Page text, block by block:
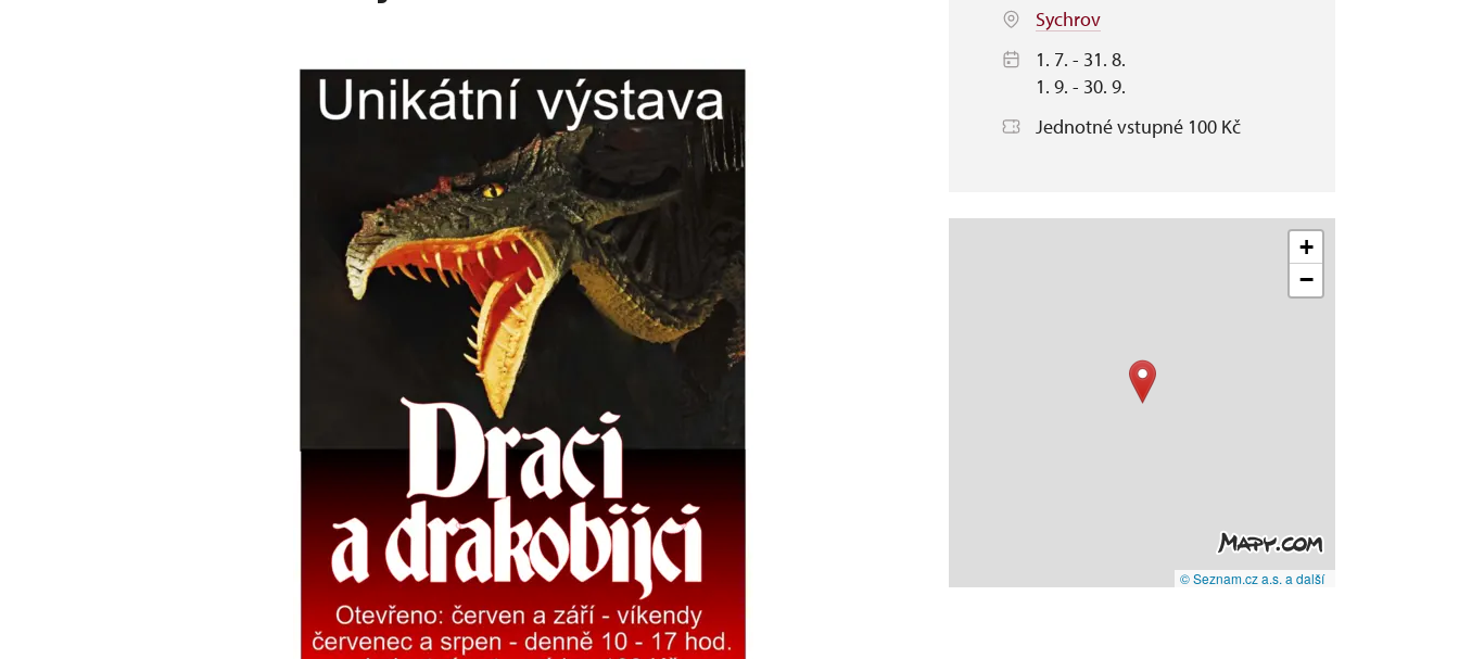
Sychrov
1. 7. - 31. 8.
1. 9. - 30. 9.
Jednotné vstupné 100 Kč
+
−
© Seznam.cz a.s. a další